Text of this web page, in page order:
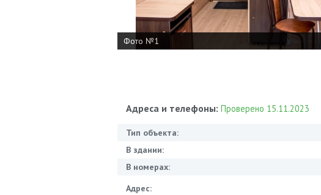
Фото №1
Адреса и телефоны: Проверено 15.11.2023
Тип объекта:
В здании:
В номерах:
Адрес: